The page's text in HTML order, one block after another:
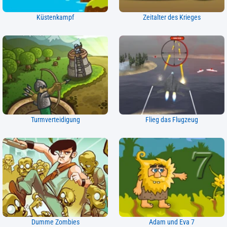
Küstenkampf Zeitalter des Krieges
Turmverteidigung Flieg das Flugzeug
Dumme Zombies Adam und Eva 7